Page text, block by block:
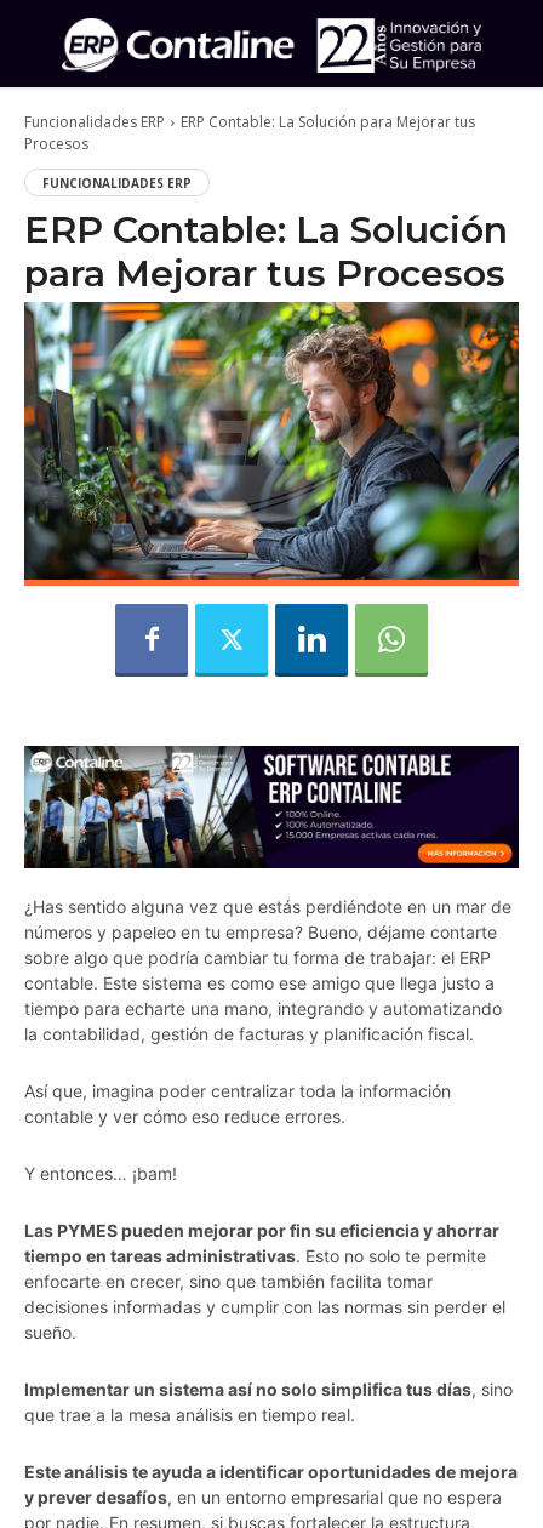
Funcionalidades ERP
ERP Contable: La Solución para Mejorar tus
Procesos
FUNCIONALIDADES ERP
ERP Contable: La Solución
para Mejorar tus Procesos
¿Has sentido alguna vez que estás perdiéndote en un mar de
números y papeleo en tu empresa? Bueno, déjame contarte
sobre algo que podría cambiar tu forma de trabajar: el ERP
contable. Este sistema es como ese amigo que llega justo a
tiempo para echarte una mano, integrando y automatizando
la contabilidad, gestión de facturas y planificación fiscal.
Así que, imagina poder centralizar toda la información
contable y ver cómo eso reduce errores.
Y entonces… ¡bam!
Las PYMES pueden mejorar por fin su eficiencia y ahorrar
tiempo en tareas administrativas. Esto no solo te permite
enfocarte en crecer, sino que también facilita tomar
decisiones informadas y cumplir con las normas sin perder el
sueño.
Implementar un sistema así no solo simplifica tus días, sino
que trae a la mesa análisis en tiempo real.
Este análisis te ayuda a identificar oportunidades de mejora
y prever desafíos, en un entorno empresarial que no espera
por nadie. En resumen, si buscas fortalecer la estructura